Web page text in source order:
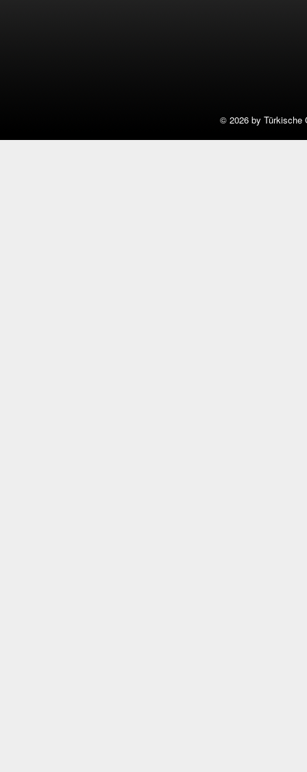
© 2026 by Türkische